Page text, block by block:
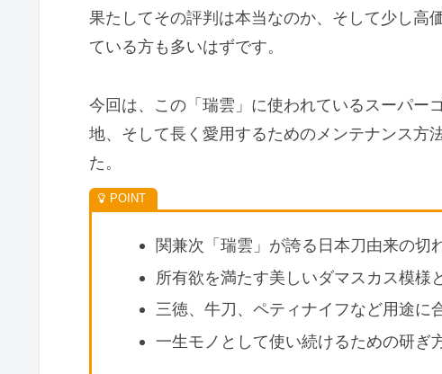
果たしてその評判は本当なのか、そして少し高
ている方も多いはずです。
今回は、この「瑞雲」に使われているスーパー
地、そして長く愛用するためのメンテナンス方
た。
関兼次「瑞雲」が誇る日本刀由来の切
所有欲を満たす美しいダマスカス模様
三徳、牛刀、ペティナイフなど用途に
一生モノとして使い続けるための研ぎ